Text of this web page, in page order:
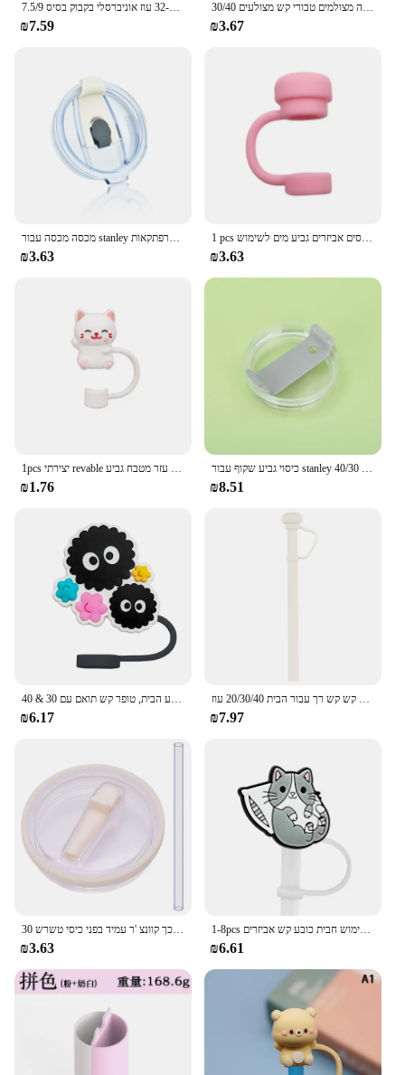
7.5/9 ס "מ גביע סיליקון בסיס כיסוי מגן גומי תחתון 32-40 עוז אוניברסלי בקבוק בסיס
₪7.59
קש הגולגולת סיליקון חמוד מכסה את הצורה הגולגולת לשימוש חוזר כובע קש הוכחה מצולמים טבורי קש מצולעים 30/40 stanley כוסות עוז
₪3.67
מכסה מכסה עבור stanley הרפתקאות quencher tumler 40 עוז שקוף שקוף שקוף דליפה עבור אביזרים גביע stanley
₪3.63
1 pcs פקקי קש סיליקון 10 מ "מ כיסוי קש טובלים שתיית מכסים אביזרים גביע מים לשימוש stanley גביע 40/30 עוז
₪3.63
1pcs יצירתי revable תקע סיליקון תקע תקע עמיד במים כובע כיסוי אבק-הוכחה כיסוי אבק כלי עזר מטבח גביע
₪1.76
כיסוי גביע שקוף עבור stanley 40/30 בקבוק מים עוז מכסה מכסה תרמית קש תרמוס מים בקבוק מכסה תרמוס
₪8.51
כיסוי קש אנימה יפני עבור גביע הבית, טופר קש תואם עם 30 & 40oz, כיסוי קש סיליקון 10 מ "מ/0.4in
₪6.17
סיליקון קש רב פעמי עם כובע קש שתיית קש קש קש קש רך עבור הבית 20/30/40 עוז
₪7.97
₪3.63
1-8pcs חתול חמוד סדרת כיסוי קש כובע סיליקון 10 מ "מ לשתות קש תקע עמיד לשימוש חבית כובע קש אביזרים
₪6.61